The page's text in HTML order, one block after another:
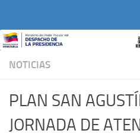
NOTICIAS
PLAN SAN
JORNADA DE